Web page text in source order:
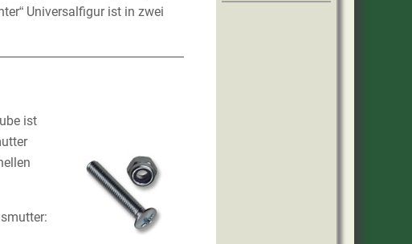
Universalfigur ist in zwei
ist
: